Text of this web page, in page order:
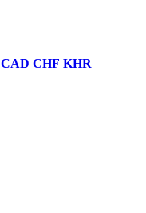
CAD CHF KHR